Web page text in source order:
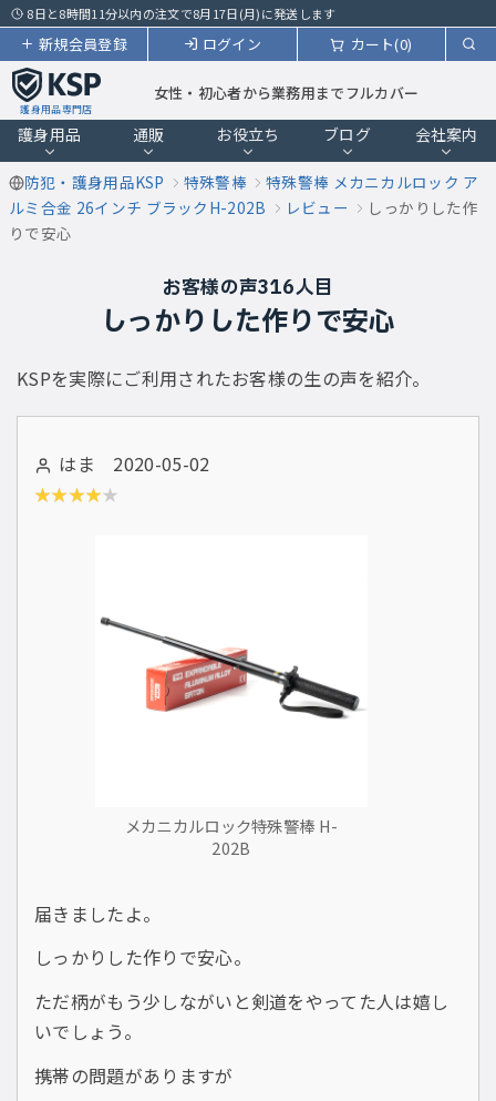
8日と8時間11分以内の注文で8月17日(月)に発送します
カート(0)
ログイン
新規会員登録
護身用品専門店
女性・初心者から業務用までフルカバー
護身用品 通販 お役立ち ブログ 会社案内
防犯・護身用品KSP 特殊警棒
特殊警棒 メカニカルロック ア
ルミ合金 26インチ ブラックH-202B
レビュー
しっかりした作
りで安心
お客様の声316人目
しっかりした作りで安心
KSPを実際にご利用されたお客様の生の声を紹介。
はま 2020-05-02
メカニカルロック特殊警棒 H-
202B
届きましたよ。
しっかりした作りで安心。
ただ柄がもう少しながいと剣道をやってた人は嬉し
いでしょう。
携帯の問題がありますが